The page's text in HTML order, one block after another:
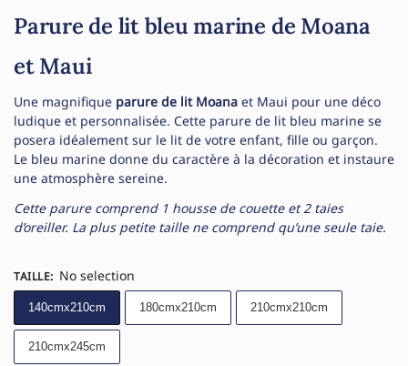
Parure de lit bleu marine de Moana
et Maui
Une magnifique parure de lit Moana et Maui pour une déco
ludique et personnalisée. Cette parure de lit bleu marine se
posera idéalement sur le lit de votre enfant, fille ou garçon.
Le bleu marine donne du caractère à la décoration et instaure
une atmosphère sereine.
Cette parure comprend 1 housse de couette et 2 taies
d’oreiller. La plus petite taille ne comprend qu’une seule taie.
TAILLE: No selection
140cmx210cm 180cmx210cm 210cmx210cm
210cmx245cm